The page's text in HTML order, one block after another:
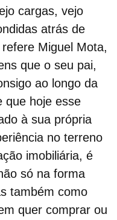
cargas, vejo
atrás de
Miguel Mota,
que o seu pai,
ao longo da
que hoje esse
à sua própria
no terreno
imobiliária, é
só na forma
também como
quer comprar ou